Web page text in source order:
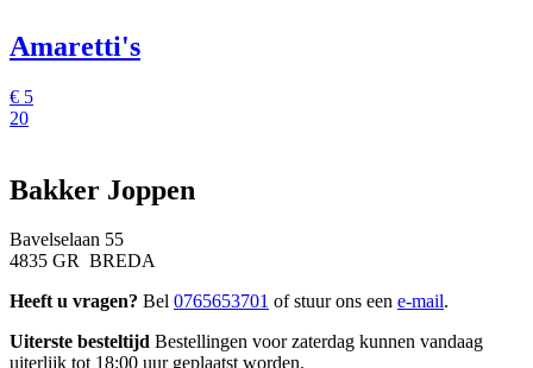
Amaretti's
€ 5
20
Bakker Joppen
Bavelselaan 55
4835 GR BREDA
Heeft u vragen? Bel 0765653701 of stuur ons een e-mail.
Uiterste besteltijd Bestellingen voor zaterdag kunnen vandaag
uiterlijk tot 18:00 uur geplaatst worden.